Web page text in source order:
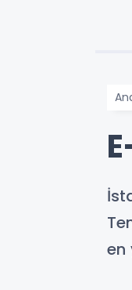
en